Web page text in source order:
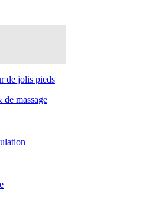
de jolis pieds
massage